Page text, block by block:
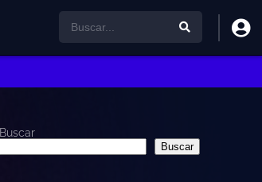
Buscar
Buscar